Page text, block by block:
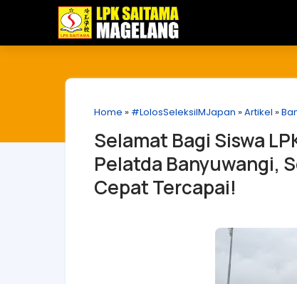
Home » #LolosSeleksiIMJapan »Artikel »
Selamat Bagi Siswa
Pelatda Banyuwangi,
Cepat Tercapai!